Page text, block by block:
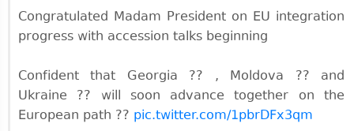
Congratulated Madam President on EU integration
progress with accession talks beginning
Confident that Georgia ?? , Moldova ?? and
Ukraine ?? will soon advance together on the
European path ?? pic.twitter.com/1pbrDFx3qm